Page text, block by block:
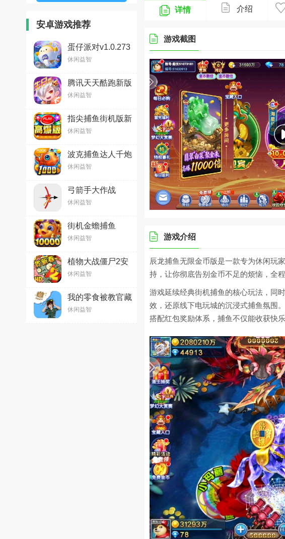
安卓游戏推荐
蛋仔派对v1.0.273
安卓版
休闲益智
腾讯天天酷跑新版
本v1.0.138.0安卓
官方版
休闲益智
指尖捕鱼街机版新
版2026v10.3.48.4
官方安卓版
休闲益智
波克捕鱼达人千炮
版2026微信版本
v7.13.15安卓版
休闲益智
弓箭手大作战
2026最新安卓版
v2.80.1 官方版
休闲益智
街机金蟾捕鱼
v5.1.1.0 安卓版
休闲益智
植物大战僵尸2安
卓版v3.4.4 官方中
文版
休闲益智
我的零食被教官藏
起来了安卓最新版
(Hide snack)10.03
休闲益智
详情 介绍
游戏截图
游戏介绍
辰龙捕鱼无限金币版是一款专为休闲玩
持，让你彻底告别金币不足的烦恼，全
游戏延续经典街机捕鱼的核心玩法，同
效，还原线下电玩城的沉浸式捕鱼氛围
搭配红包奖励体系，捕鱼不仅能收获快